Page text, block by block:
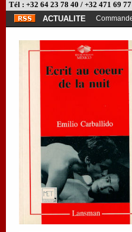
Tél : +32 64 23 78 40 / +32 471 69
ACTUALITE